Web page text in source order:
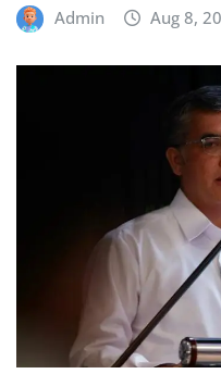
Admin Aug 8,